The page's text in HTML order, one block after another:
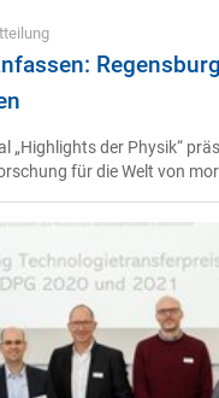
„Highlights der Physik“
für die Welt von